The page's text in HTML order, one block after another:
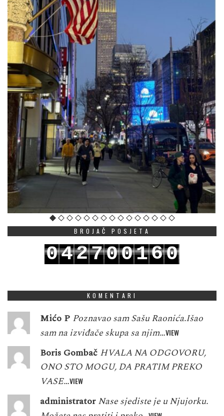
BROJAČ POSJETA
042700160
KOMENTARI
Mićo P Poznavao sam Sašu Raonića.Išao
sam na izviđače skupa sa njim…VIEW
Boris Gombač HVALA NA ODGOVORU,
ONO STO MOGU, DA PRATIM PREKO
VASE…VIEW
administrator Nase sjediste je u Njujorku.